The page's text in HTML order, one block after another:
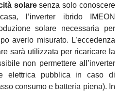
solaresenza solo conoscere
l’inverter ibrido IMEON
solare necessaria per
averlo misurato. L’eccedenza
sarà utilizzata per ricaricare la
non permettere all’inverter
elettrica pubblica in caso di
consumo e batteria piena). In